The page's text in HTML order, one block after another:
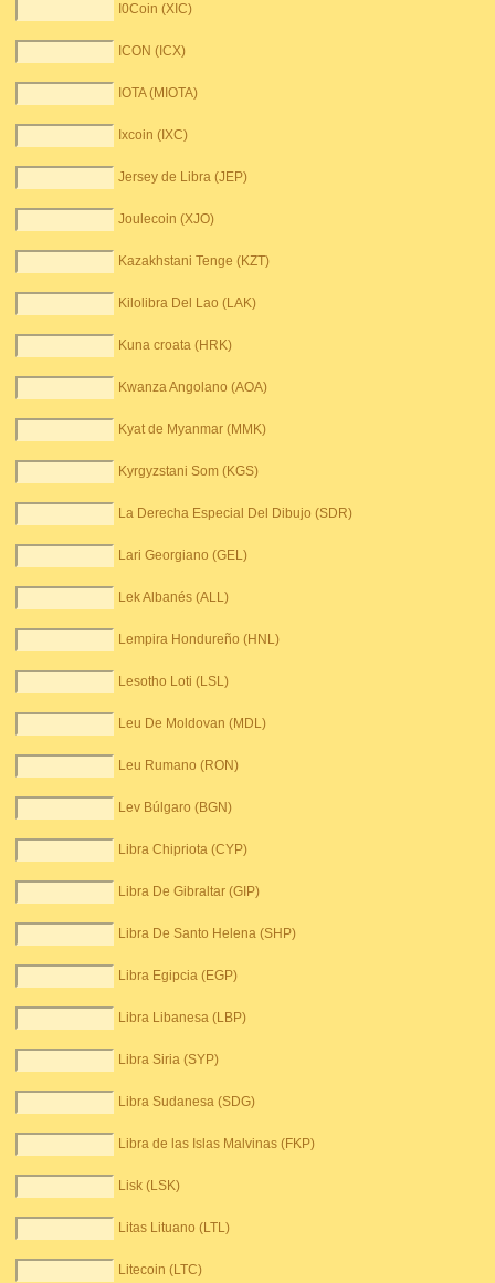
I0Coin (XIC)
ICON (ICX)
IOTA (MIOTA)
Ixcoin (IXC)
Jersey de Libra (JEP)
Joulecoin (XJO)
Kazakhstani Tenge (KZT)
Kilolibra Del Lao (LAK)
Kuna croata (HRK)
Kwanza Angolano (AOA)
Kyat de Myanmar (MMK)
Kyrgyzstani Som (KGS)
La Derecha Especial Del Dibujo (SDR)
Lari Georgiano (GEL)
Lek Albanés (ALL)
Lempira Hondureño (HNL)
Lesotho Loti (LSL)
Leu De Moldovan (MDL)
Leu Rumano (RON)
Lev Búlgaro (BGN)
Libra Chipriota (CYP)
Libra De Gibraltar (GIP)
Libra De Santo Helena (SHP)
Libra Egipcia (EGP)
Libra Libanesa (LBP)
Libra Siria (SYP)
Libra Sudanesa (SDG)
Libra de las Islas Malvinas (FKP)
Lisk (LSK)
Litas Lituano (LTL)
Litecoin (LTC)